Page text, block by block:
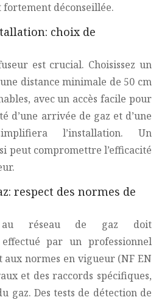
déconseillée.
choix de
est crucial. Choisissez un
distance minimale de 50 cm
avec un accès facile pour
d’une arrivée de gaz et d’une
l’installation. Un
peut compromettre l’efficacité
respect des normes de
au réseau de gaz doit
par un professionnel
normes en vigueur (NF EN
et des raccords spécifiques,
gaz. Des tests de détection de